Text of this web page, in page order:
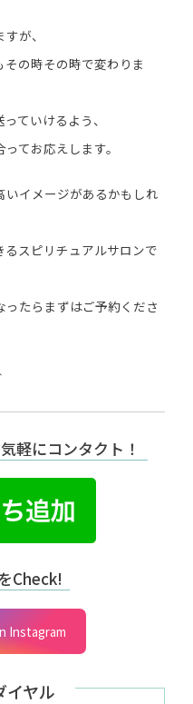
が、
の時その時で変わりま
ていけるよう、
てお応えします。
いイメージがあるかもしれ
スピリチュアルサロンで
たらまずはご予約くださ
軽にコンタクト！
Check!
Instagram
イヤル